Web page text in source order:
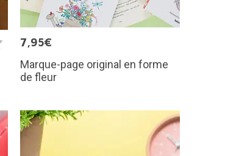
7,95€
Marque-page original en forme
de fleur